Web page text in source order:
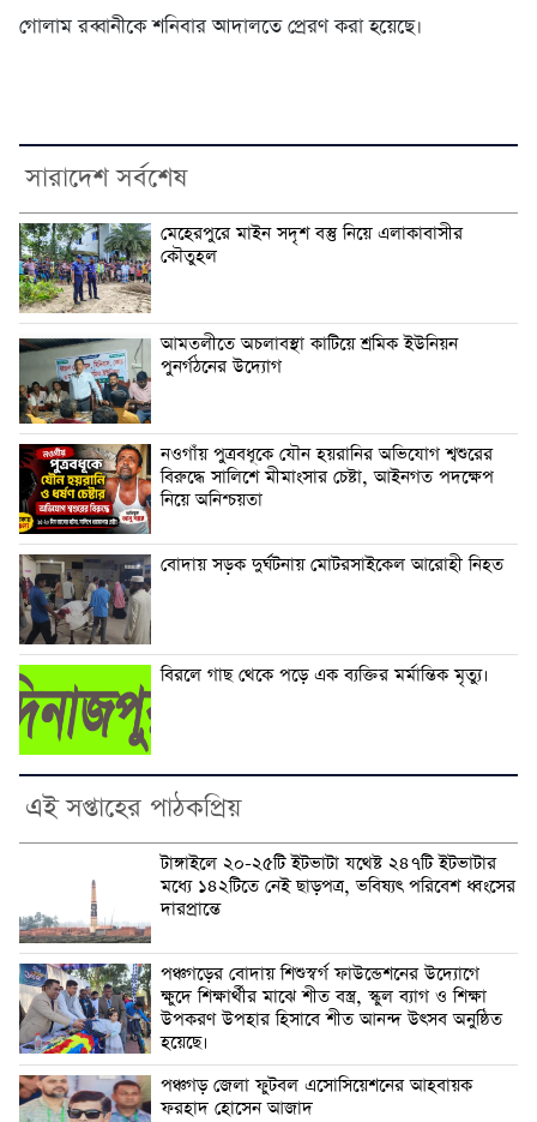
গোলাম রব্বানীকে শনিবার আদালতে প্রেরণ করা হয়েছে।
সারাদেশ সর্বশেষ
মেহেরপুরে মাইন সদৃশ বস্তু নিয়ে এলাকাবাসীর
কৌতুহল
আমতলীতে অচলাবস্থা কাটিয়ে শ্রমিক ইউনিয়ন
পুনর্গঠনের উদ্যোগ
নওগাঁয় পুত্রবধূকে যৌন হয়রানির অভিযোগ শ্বশুরের
বিরুদ্ধে সালিশে মীমাংসার চেষ্টা, আইনগত পদক্ষেপ
নিয়ে অনিশ্চয়তা
বোদায় সড়ক দুর্ঘটনায় মোটরসাইকেল আরোহী নিহত
বিরলে গাছ থেকে পড়ে এক ব্যক্তির মর্মান্তিক মৃত্যু।
এই সপ্তাহের পাঠকপ্রিয়
টাঙ্গাইলে ২০-২৫টি ইটভাটা যথেষ্ট ২৪৭টি ইটভাটার
মধ্যে ১৪২টিতে নেই ছাড়পত্র, ভবিষ্যৎ পরিবেশ ধ্বংসের
দারপ্রান্তে
পঞ্চগড়ের বোদায় শিশুস্বর্গ ফাউন্ডেশনের উদ্যোগে
ক্ষুদে শিক্ষার্থীর মাঝে শীত বস্ত্র, স্কুল ব্যাগ ও শিক্ষা
উপকরণ উপহার হিসাবে শীত আনন্দ উৎসব অনুষ্ঠিত
হয়েছে।
পঞ্চগড় জেলা ফুটবল এসোসিয়েশনের আহবায়ক
ফরহাদ হোসেন আজাদ